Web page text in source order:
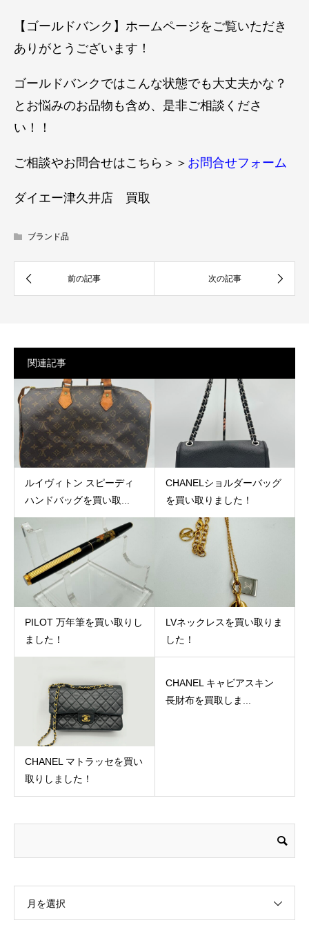
【ゴールドバンク】ホームページをご覧いただき
ありがとうございます！
ゴールドバンクではこんな状態でも大丈夫かな？
とお悩みのお品物も含め、是非ご相談くださ
い！！
ご相談やお問合せはこちら＞＞ お問合せフォーム
ダイエー津久井店 買取
ブランド品
関連記事
ルイヴィトン スピーディ
ハンドバッグを買い取...
CHANELショルダーバッグ
を買い取りました！
PILOT 万年筆を買い取りし
ました！
LVネックレスを買い取りま
した！
CHANEL マトラッセを買い
取りしました！
CHANEL キャビアスキン
長財布を買取しま...
月を選択